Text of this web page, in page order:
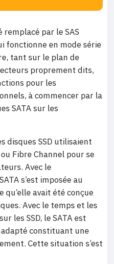
remplacé par le SAS
fonctionne en mode série
tant sur le plan de
proprement dits,
pour les
à commencer par la
SATA sur les
disques SSD utilisaient
Fibre Channel pour se
Avec le
s’est imposée au
qu’elle avait été conçue
Avec le temps et les
les SSD, le SATA est
constituant une
Cette situation s’est